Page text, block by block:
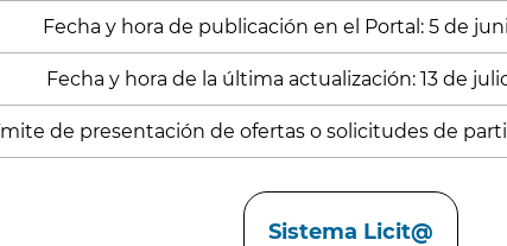
Fecha y hora de publicación en el Portal: 5 de
Fecha y hora de la última actualización: 13 de
de presentación de ofertas o solicitudes de
Sistema Licit@